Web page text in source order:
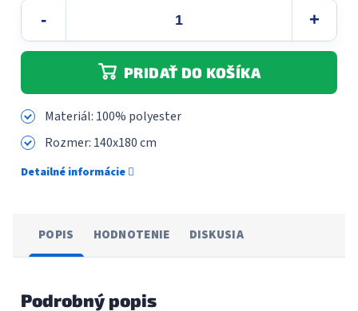
PRIDAŤ DO KOŠÍKA
Materiál: 100% polyester
Rozmer: 140x180 cm
Detailné informácie
POPIS HODNOTENIE DISKUSIA
Podrobný popis